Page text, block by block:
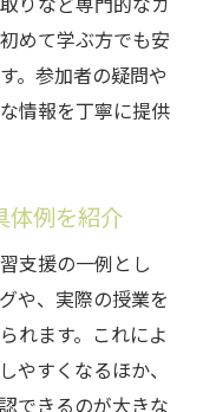
りなど専門的なカ
めて学ぶ方でも安
。参加者の疑問や
情報を丁寧に提供
体例を紹介
支援の一例とし
や、実際の授業を
れます。これによ
やすくなるほか、
できるのが大きな